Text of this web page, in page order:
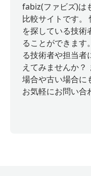
fabiz(ファビズ)は
比較サイトです。
を探している技術
ることができます
る技術者や担当者
えてみませんか？
場合や古い場合に
お気軽にお問い合